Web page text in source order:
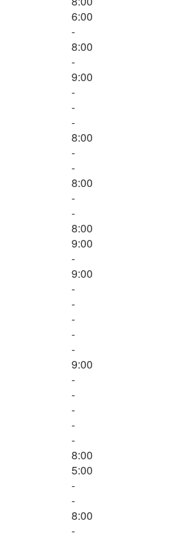
6:00
-
8:00
-
9:00
-
-
-
8:00
-
-
8:00
-
-
8:00
9:00
-
9:00
-
-
-
-
-
9:00
-
-
-
-
-
8:00
5:00
-
-
8:00
-